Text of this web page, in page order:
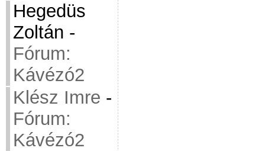
Hegedüs
Zoltán -
Fórum:
Kávézó2
Klész Imre -
Fórum:
Kávézó2